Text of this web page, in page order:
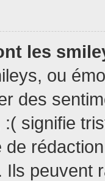
les
ou
des
:( signifie
de
Ils peuvent